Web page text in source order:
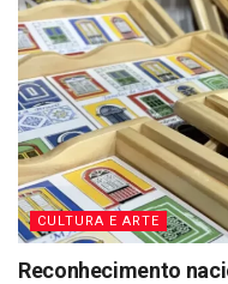
CULTURA E ARTE
Reconhecimento